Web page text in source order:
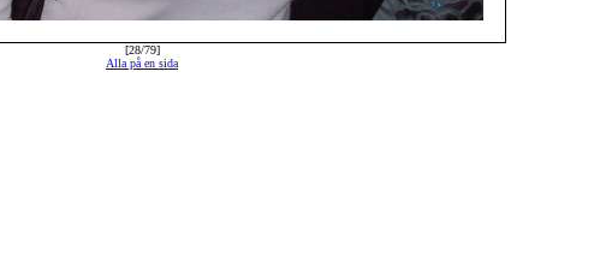
[28/79]
Alla på en sida